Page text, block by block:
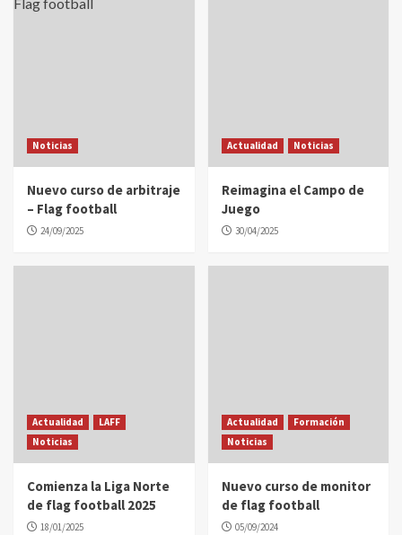
Noticias
Nuevo curso de arbitraje
– Flag football
24/09/2025
Actualidad Noticias
Reimagina el Campo de
Juego
30/04/2025
Actualidad
LAFF
Noticias
Comienza la Liga Norte
de flag football 2025
18/01/2025
Actualidad
Formación
Noticias
Nuevo curso de monitor
de flag football
05/09/2024